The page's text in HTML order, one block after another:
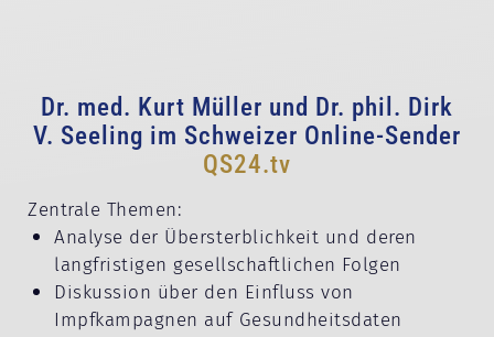
Dr. med. Kurt Müller und Dr. phil. Dirk
V. Seeling im Schweizer Online-Sender
QS24.tv
Zentrale Themen:
Analyse der Übersterblichkeit und deren
langfristigen gesellschaftlichen Folgen
Diskussion über den Einfluss von
Impfkampagnen auf Gesundheitsdaten